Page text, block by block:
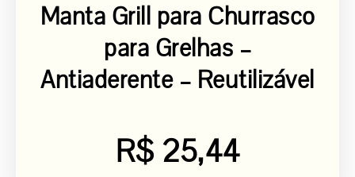
Manta Grill para Churrasco
para Grelhas –
Antiaderente – Reutilizável
R$ 25,44